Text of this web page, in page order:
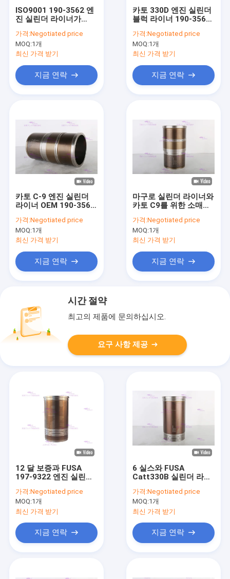
ISO9001 190-3562 엔
진 실린더 라이너가
매에게 112 밀리미터를
던졌습니다
가격:Negotiated price
MOQ:1개
최신 가격 받기
지금 연락
카토 330D 엔진 실린더
블럭 라이너 190-3562
가격:Negotiated price
MOQ:1개
최신 가격 받기
지금 연락
카토 C-9 엔진 실린더
라이너 OEM 190-3562
가격:Negotiated price
MOQ:1개
최신 가격 받기
지금 연락
마구로 실린더 라이너와
카토 C9를 위한 소매
가격:Negotiated price
MOQ:1개
최신 가격 받기
지금 연락
시간 절약
최고의 제품에 문의하십시오.
요구 사항 제공
12 달 보증과 FUSA
197-9322 엔진 실린더
D3C
가격:Negotiated price
MOQ:1개
최신 가격 받기
지금 연락
6 실스와 FUSA
Catt330B 실린더 라이
강철 실린더 슬리브
가격:Negotiated price
MOQ:1개
최신 가격 받기
지금 연락